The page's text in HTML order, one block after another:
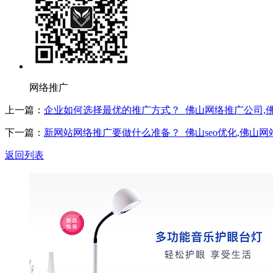
网络推广
上一篇： 企业如何选择最优的推广方式？_佛山网络推广公司,
下一篇： 新网站网络推广要做什么准备？_佛山seo优化,佛山网
返回列表